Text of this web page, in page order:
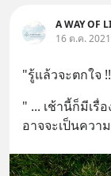
A WAY OF
16 ต.ค.
"รู้แล้วจะตกใจ
" ...​ เช้านี้ก็มีเรื่
อาจจะเป็นควา